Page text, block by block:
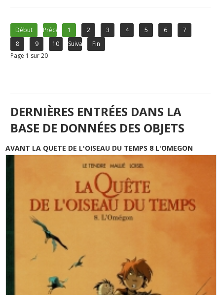
Début Précédent1 2 3 4 5 6
7
8
9 10 Suivant
Fin
Page 1 sur 20
DERNIÈRES ENTRÉES DANS LA
BASE DE DONNÉES DES OBJETS
AVANT LA QUETE DE L'OISEAU DU TEMPS 8 L'OMEGON